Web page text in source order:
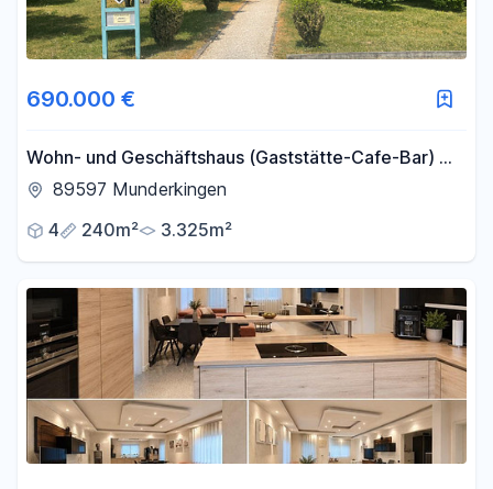
690.000 €
Wohn- und Geschäftshaus (Gaststätte-Cafe-Bar) mit
Anbaumöglichkeiten ( PREIS VB)
89597 Munderkingen
4
240m² 3.325m²